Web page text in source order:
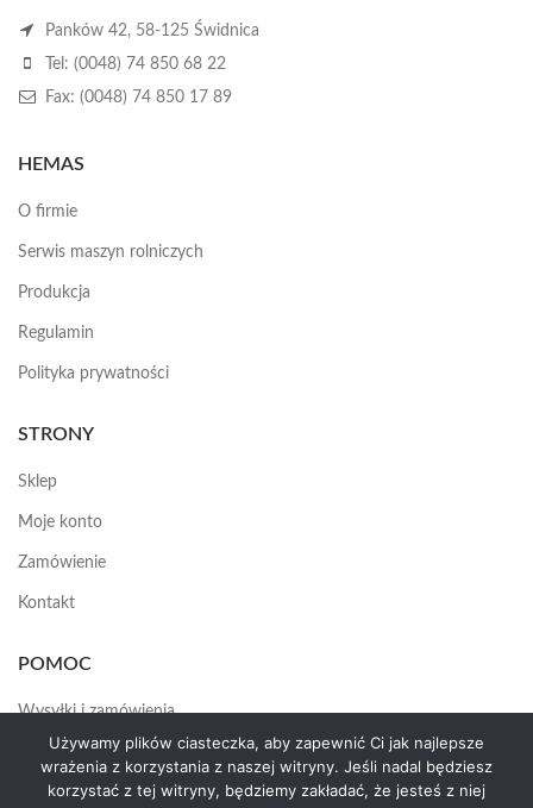
Panków 42, 58-125 Świdnica
Tel: (0048) 74 850 68 22
Fax: (0048) 74 850 17 89
HEMAS
O firmie
Serwis maszyn rolniczych
Produkcja
Regulamin
Polityka prywatności
STRONY
Sklep
Moje konto
Zamówienie
Kontakt
POMOC
Wysyłki i zamówienia
Jak założyć konto
Używamy plików ciasteczka, aby zapewnić Ci jak najlepsze
wrażenia z korzystania z naszej witryny. Jeśli nadal będziesz
korzystać z tej witryny, będziemy zakładać, że jesteś z niej